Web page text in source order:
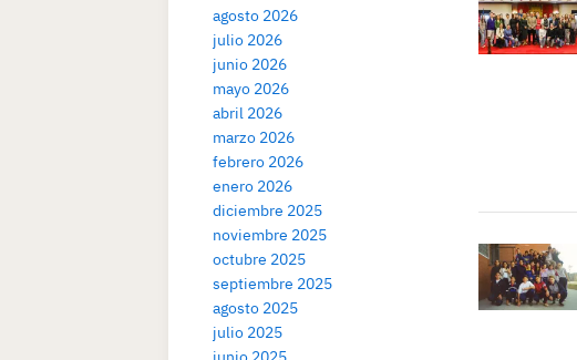
agosto 2026
julio 2026
junio 2026
mayo 2026
abril 2026
marzo 2026
febrero 2026
enero 2026
diciembre 2025
noviembre 2025
octubre 2025
septiembre 2025
agosto 2025
julio 2025